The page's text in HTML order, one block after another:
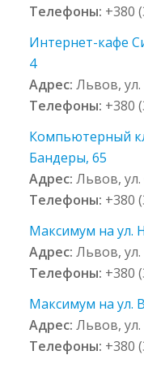
Телефоны: +380
Интернет-кафе
4
Адрес:Львов,
Телефоны: +380
Компьютерный
Бандеры, 65
Адрес:Львов,
Телефоны: +380
Максимум на ул.
Адрес:Львов,
Телефоны: +380
Максимум на ул.
Адрес:Львов, ул.
Телефоны: +380